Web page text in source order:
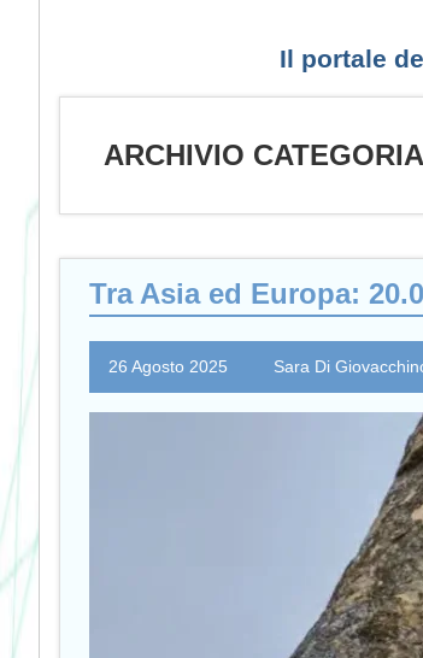
Il portale
ARCHIVIO
Tra Asia ed Europa:
26 Agosto 2025 Sara Di